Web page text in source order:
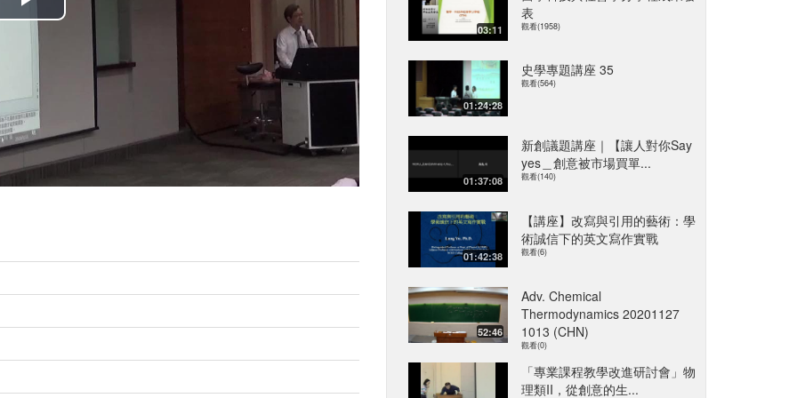
播
放
影
片
03:11
表
觀看(1958)
01:24:28
史學專題講座 35
觀看(564)
01:37:08
新創議題講座｜【讓人對你Say
yes＿創意被市場買單...
觀看(140)
01:42:38
【講座】改寫與引用的藝術：學
術誠信下的英文寫作實戰
觀看(6)
52:46
Adv. Chemical
Thermodynamics 20201127
1013 (CHN)
觀看(0)
「專業課程教學改進研討會」物
理類II，從創意的生...